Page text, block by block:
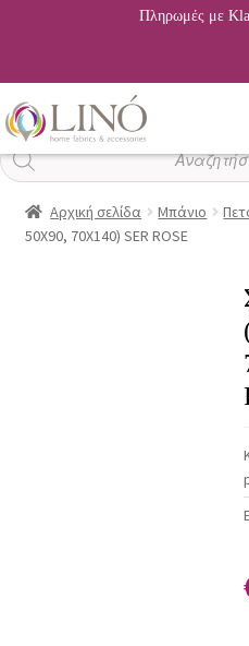
Πληρωμές με
Αναζήτηση
προϊόντων
Αρχική σελίδα Μπάνιο
50X90, 70X140) SER ROSE